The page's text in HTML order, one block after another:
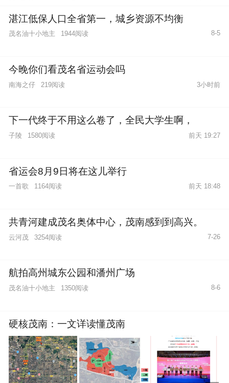
湛江低保人口全省第一，城乡资源不均衡
茂名油十小地主 1944阅读 8-5
今晚你们看茂名省运动会吗
南海之仔 219阅读 3小时前
下一代终于不用这么卷了，全民大学生啊，
子陵 1580阅读 前天 19:27
省运会8月9日将在这儿举行
一首歌 1164阅读 前天 18:48
共青河建成茂名奥体中心，茂南感到到高兴。
云河茂 3254阅读 7-26
航拍高州城东公园和潘州广场
茂名油十小地主 1350阅读 8-6
硬核茂南：一文详读懂茂南